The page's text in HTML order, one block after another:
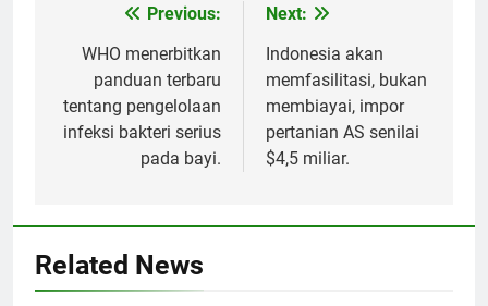
navigation
Previous:
WHO menerbitkan
panduan terbaru
tentang pengelolaan
infeksi bakteri serius
pada bayi.
Next:
Indonesia akan
memfasilitasi, bukan
membiayai, impor
pertanian AS senilai
$4,5 miliar.
Related News